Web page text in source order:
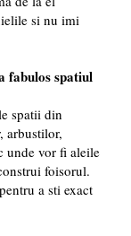
si nu imi
fabulos spatiul
spatii din
arbustilor,
unde vor fi aleile
foisorul.
a sti exact